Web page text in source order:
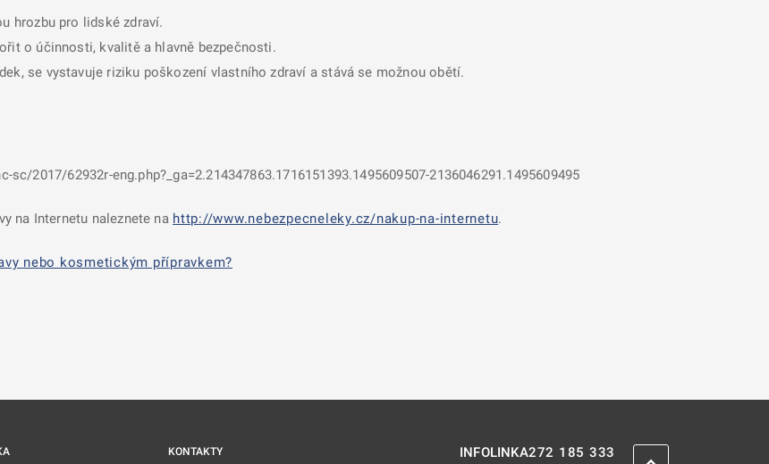
hrozbu pro lidské zdraví.
o účinnosti, kvalitě a hlavně bezpečnosti.
se vystavuje riziku poškození vlastního zdraví a stává se možnou obětí.
2017/62932r-eng.php?_ga=2.214347863.1716151393.1495609507-2136046291.1495609495
na Internetu naleznete na http://www.nebezpecneleky.cz/nakup-na-internetu.
nebo kosmetickým přípravkem?
KONTAKTY INFOLINKA272 185 333